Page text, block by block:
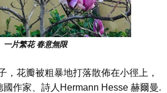
一片繁花 春意無限
，花瓣被粗暴地打落散佈在小徑上，
作家、詩人Hermann Hesse 赫爾曼.